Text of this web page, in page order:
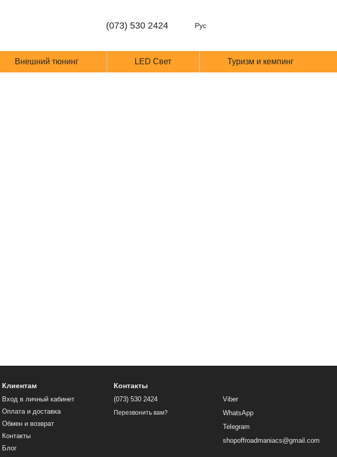
(073) 530 2424 Рус
Внешний тюнинг LED Cвет Туризм и кемпинг
Клиентам
Вход в личный кабинет
Оплата и доставка
Обмен и возврат
Контакты
Блог
Контакты
(073) 530 2424
Перезвонить вам?
Viber
WhatsApp
Telegram
shopoffroadmaniacs@gmail.com